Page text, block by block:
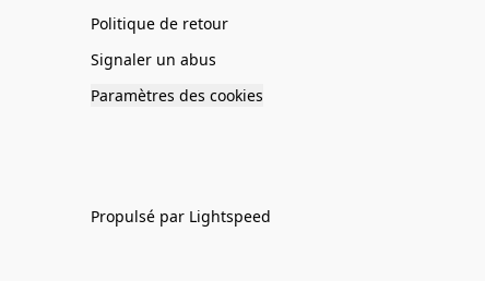
Politique de retour
Signaler un abus
Paramètres des cookies
Propulsé par Lightspeed